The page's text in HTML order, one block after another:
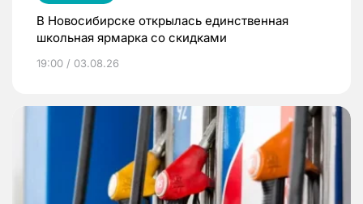
В Новосибирске открылась единственная
школьная ярмарка со скидками
19:00 / 03.08.26